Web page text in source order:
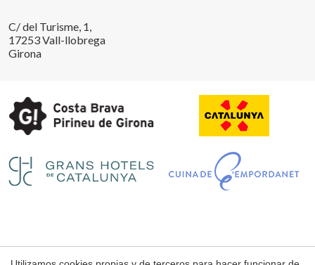
C/ del Turisme, 1,
17253 Vall-llobrega
Girona
Guardar configuración Aceptar todas